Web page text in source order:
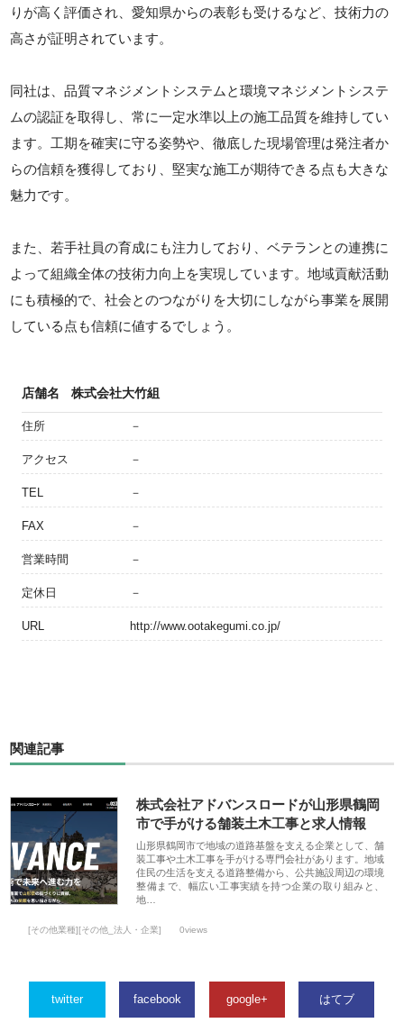
りが高く評価され、愛知県からの表彰も受けるなど、技術力の
高さが証明されています。
同社は、品質マネジメントシステムと環境マネジメントシステ
ムの認証を取得し、常に一定水準以上の施工品質を維持してい
ます。工期を確実に守る姿勢や、徹底した現場管理は発注者か
らの信頼を獲得しており、堅実な施工が期待できる点も大きな
魅力です。
また、若手社員の育成にも注力しており、ベテランとの連携に
よって組織全体の技術力向上を実現しています。地域貢献活動
にも積極的で、社会とのつながりを大切にしながら事業を展開
している点も信頼に値するでしょう。
店舗名 株式会社大竹組
住所 －
アクセス －
TEL －
FAX －
営業時間 －
定休日 －
URL http://www.ootakegumi.co.jp/
関連記事
株式会社アドバンスロードが山形県鶴岡
市で手がける舗装土木工事と求人情報
山形県鶴岡市で地域の道路基盤を支える企業として、舗
装工事や土木工事を手がける専門会社があります。地域
住民の生活を支える道路整備から、公共施設周辺の環境
整備まで、幅広い工事実績を持つ企業の取り組みと、
地…
[その他業種][その他_法人・企業] 0views
twitter facebook google+ はてブ